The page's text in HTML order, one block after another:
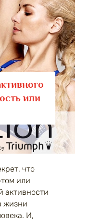
или
что
или
активности
жизни
И,